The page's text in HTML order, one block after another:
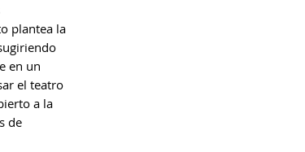
plantea la
en un
el teatro
a la
de